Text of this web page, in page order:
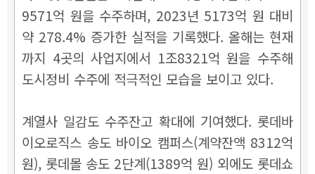
9571억 원을 수주하며, 2023년 5173억 원 대비
약 278.4% 증가한 실적을 기록했다. 올해는 현재
까지 4곳의 사업지에서 1조8321억 원을 수주해
도시정비 수주에 적극적인 모습을 보이고 있다.
계열사 일감도 수주잔고 확대에 기여했다. 롯데바
이오로직스 송도 바이오 캠퍼스(계약잔액 8312억
원), 롯데몰 송도 2단계(1389억 원) 외에도 롯데쇼